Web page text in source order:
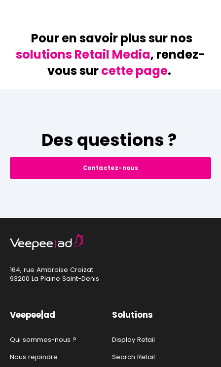
Pour en savoir plus sur nos
solutions Retail Media, rendez-
vous surcette page.
Des questions ?
Contactez-nous
164, rue Ambroise Croizat
93200 La Plaine Saint-Denis
Veepee|ad
Qui sommes-nous ?
Nous rejoindre
Solutions
Display Retail
Search Retail